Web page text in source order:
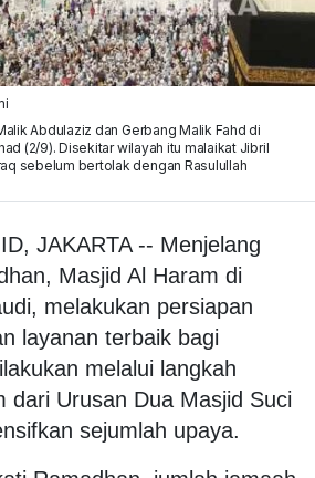
Abdulaziz dan Gerbang Malik Fahd di
(2/9). Disekitar wilayah itu malaikat Jibril
sebelum bertolak dengan Rasulullah
JAKARTA -- Menjelang
Masjid Al Haram di
melakukan persiapan
layanan terbaik bagi
melalui langkah
dari Urusan Dua Masjid Suci
sejumlah upaya.